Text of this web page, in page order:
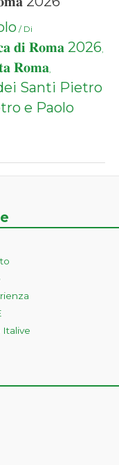
/ Di
𝐝𝐢 𝐑𝐨𝐦𝐚 2026,
𝐑𝐨𝐦𝐚,
Santi Pietro
e Paolo